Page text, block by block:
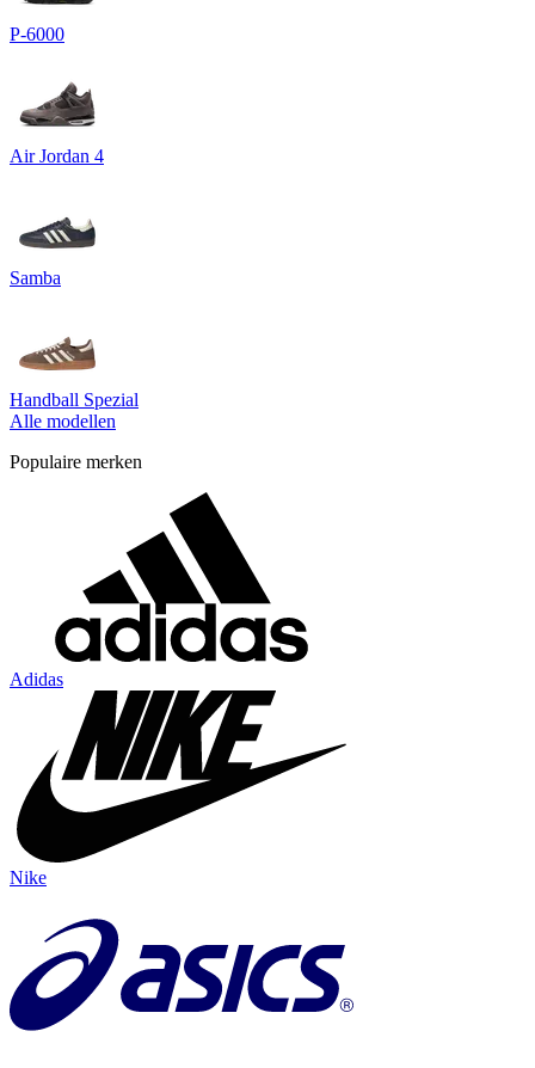
P-6000
Air Jordan 4
Samba
Handball Spezial
Alle modellen
Populaire merken
Adidas
Nike